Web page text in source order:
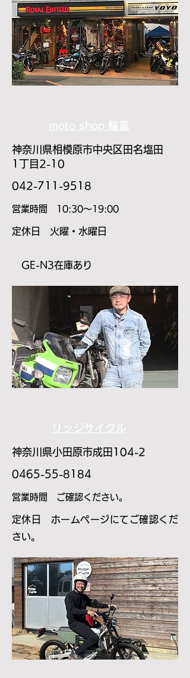
moto shop 輪童
神奈川県相模原市中央区田名塩田
1丁目2-10
​042-711-9518
​営業時間 10:30～19:00
​定休日 火曜・水曜日
GE-N3在庫あり
リッジサイクル
神奈川県小田原市成田104-2
​0465-55-8184
​営業時間 ご確認ください。
​定休日 ホームページにてご確認くだ
さい。